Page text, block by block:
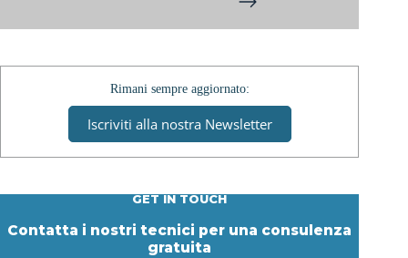
Rimani sempre aggiornato:
Iscriviti alla nostra Newsletter
GET IN TOUCH
Contatta i nostri tecnici per una consulenza
gratuita